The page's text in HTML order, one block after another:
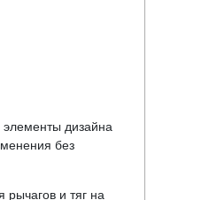
элементы дизайна
без
рычагов и тяг на